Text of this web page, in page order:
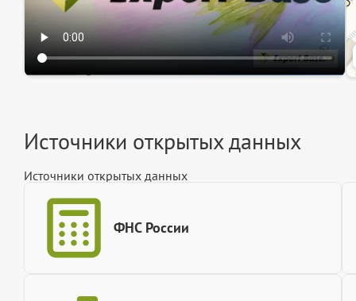
Источники открытых данных
Источники открытых данных
ФНС России